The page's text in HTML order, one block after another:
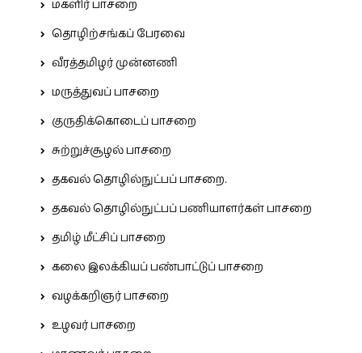
மகளிர் பாசறை
தொழிற்சங்கப் பேரவை
வீரத்தமிழர் முன்னணி
மருத்துவப் பாசறை
குருதிக்கொடைப் பாசறை
சுற்றுச்சூழல் பாசறை
தகவல் தொழில்நுட்பப் பாசறை.
தகவல் தொழில்நுட்பப் பணியாளர்கள் பாசறை
தமிழ் மீட்சிப் பாசறை
கலை இலக்கியப் பண்பாட்டுப் பாசறை
வழக்கறிஞர் பாசறை
உழவர் பாசறை